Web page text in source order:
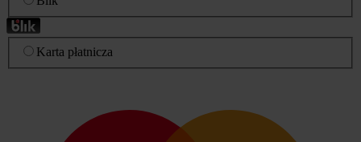
Karta płatnicza